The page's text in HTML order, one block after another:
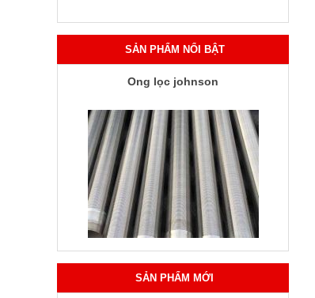
SẢN PHẨM NỔI BẬT
Ống lọc johnson
SẢN PHẨM MỚI